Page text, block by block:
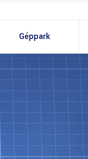
Géppark